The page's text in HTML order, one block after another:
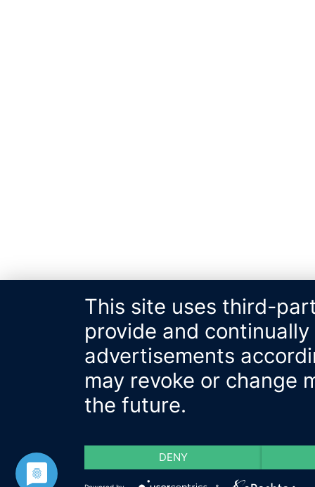
This site uses third-
provide and
advertisements
may revoke or change
the future.
DENY